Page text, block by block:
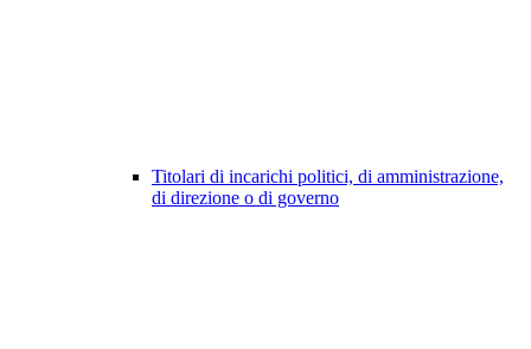
Titolari di incarichi politici, di amministrazione,
di direzione o di governo